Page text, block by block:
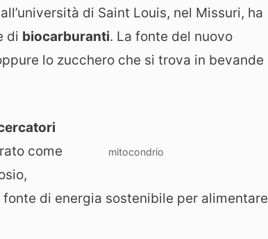
di Saint Louis, nel Missuri, ha
di biocarburanti. La fonte del nuovo
lo zucchero che si trova in bevande
mitocondrio
come
di energia sostenibile per alimentare